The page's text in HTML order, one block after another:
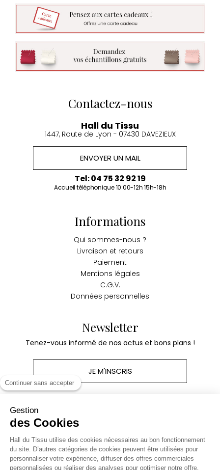
Continuer sans accepter
Gestion
des Cookies
Hall du Tissu utilise des cookies nécessaires au bon fonctionnement
du site. D’autres catégories de cookies peuvent être utilisées pour
personnaliser votre expérience, diffuser des offres commerciales
personnalisées ou réaliser des analyses pour optimiser notre offre.
Contactez-nous
Hall du Tissu
1447, Route de Lyon - 07430 DAVEZIEUX
ENVOYER UN MAIL
Tel: 04 75 32 92 19
Accueil téléphonique 10:00-12h 15h-18h
Informations
Qui sommes-nous ?
Livraison et retours
Paiement
Mentions légales
C.G.V.
Données personnelles
Newsletter
Tenez-vous informé de nos actus et bons plans !
JE M'INSCRIS
Produits
Notre société